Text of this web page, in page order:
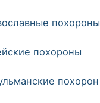
похороны
похороны
похорон